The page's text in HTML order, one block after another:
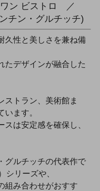
ワン ビストロ ／
チン・グルチッチ)
久性と美しさを兼ね備
たデザインが融合した
ストラン、美術館ま
ます。
は安定感を確保し、
グルチッチの代表作で
シリーズや、
組み合わせがおすす